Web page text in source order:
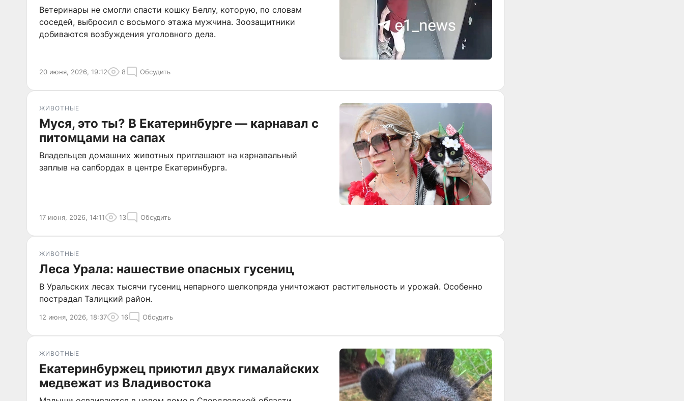
Ветеринары не смогли спасти кошку Беллу, которую, по словам
соседей, выбросил с восьмого этажа мужчина. Зоозащитники
добиваются возбуждения уголовного дела.
20 июня, 2026, 19:12 8 Обсудить
ЖИВОТНЫЕ
Муся, это ты? В Екатеринбурге — карнавал с
питомцами на сапах
Владельцев домашних животных приглашают на карнавальный
заплыв на сапбордах в центре Екатеринбурга.
17 июня, 2026, 14:11 13 Обсудить
ЖИВОТНЫЕ
Леса Урала: нашествие опасных гусениц
В Уральских лесах тысячи гусениц непарного шелкопряда уничтожают растительность и урожай. Особенно
пострадал Талицкий район.
12 июня, 2026, 18:37 16 Обсудить
ЖИВОТНЫЕ
Екатеринбуржец приютил двух гималайских
медвежат из Владивостока